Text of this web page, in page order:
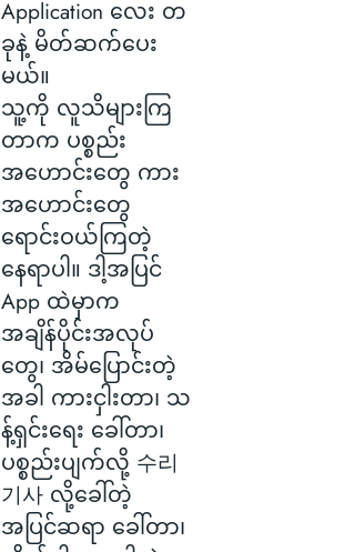
Application လေး တ
ခုနဲ့ မိတ်ဆက်ပေး
မယ်။
သူ့ကို လူသိများကြ
တာက ပစ္စည်း
အဟောင်းတွေ ကား
အဟောင်းတွေ
ရောင်းဝယ်ကြတဲ့
နေရာပါ။ ဒါ့အပြင်
App ထဲမှာက
အချိန်ပိုင်းအလုပ်
တွေ၊ အိမ်ပြောင်းတဲ့
အခါ ကားငှါးတာ၊ သ
န့်ရှင်းရေး ခေါ်တာ၊
ပစ္စည်းပျက်လို့ 수리
기사 လို့ခေါ်တဲ့
အပြင်ဆရာ ခေါ်တာ၊